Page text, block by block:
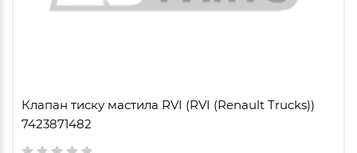
Клапан тиску мастила RVI (RVI (Renault Trucks))
7423871482